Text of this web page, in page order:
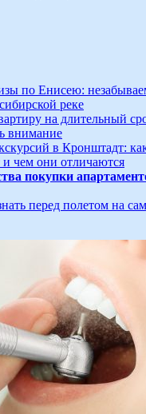
по Енисею:
реке
на длительный
внимание
в Кронштадт:
чем они отличаются
покупки
перед полетом на